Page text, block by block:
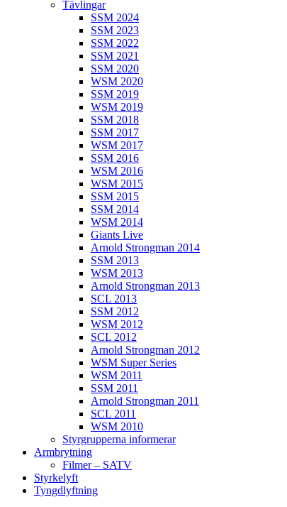
Tävlingar
SSM 2024
SSM 2023
SSM 2022
SSM 2021
SSM 2020
WSM 2020
SSM 2019
WSM 2019
SSM 2018
SSM 2017
WSM 2017
SSM 2016
WSM 2016
WSM 2015
SSM 2015
SSM 2014
WSM 2014
Giants Live
Arnold Strongman 2014
SSM 2013
WSM 2013
Arnold Strongman 2013
SCL 2013
SSM 2012
WSM 2012
SCL 2012
Arnold Strongman 2012
WSM Super Series
WSM 2011
SSM 2011
Arnold Strongman 2011
SCL 2011
WSM 2010
Styrgrupperna informerar
Armbrytning
Filmer – SATV
Styrkelyft
Tyngdlyftning